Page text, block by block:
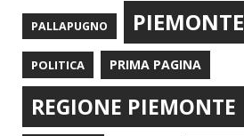
PALLAPUGNO PIEMONTE
POLITICA PRIMA PAGINA
REGIONE PIEMONTE